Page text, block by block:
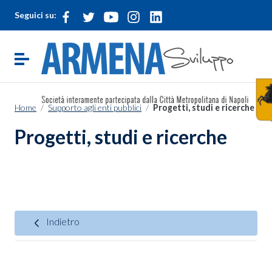
Vai al menu di navigazione
Vai al footer
Seguici su:
Attiva / disattiva la navigazione
Home / Supporto agli enti pubblici / Progetti, studi e ricerche
Progetti, studi e ricerche
Indietro